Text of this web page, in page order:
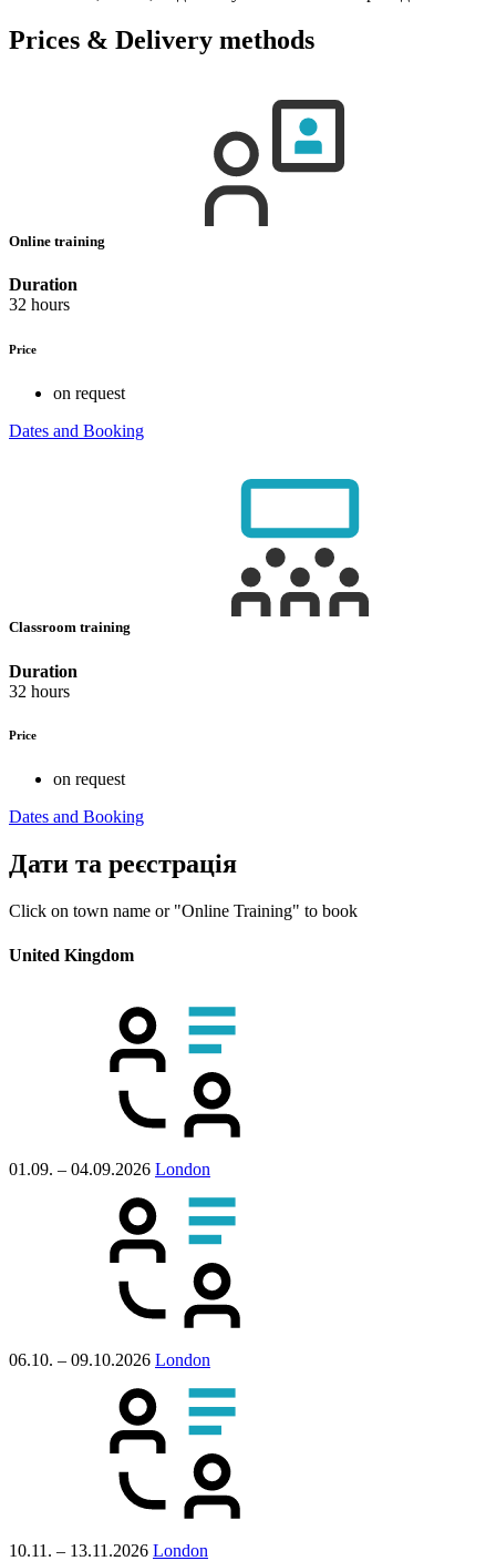
Prices & Delivery methods
Online training
Duration
32 hours
Price
on request
Dates and Booking
Classroom training
Duration
32 hours
Price
on request
Dates and Booking
Дати та реєстрація
Click on town name or "Online Training" to book
United Kingdom
01.09. – 04.09.2026 London
06.10. – 09.10.2026 London
10.11. – 13.11.2026 London